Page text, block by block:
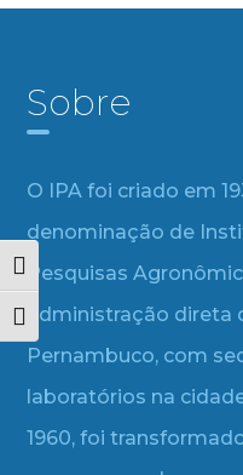
Alternar alto contraste
Alternar tamanho da
Sobre
O IPA foi criado em
denominação de
Pesquisas
administração direta
Pernambuco, com
laboratórios na
1960, foi